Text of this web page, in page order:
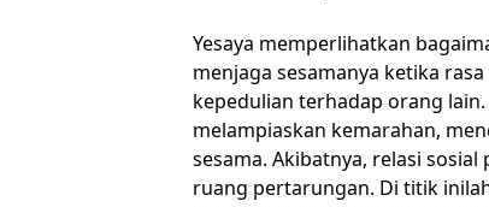
Yesaya memperlihatkan
menjaga sesamanya ketika
kepedulian terhadap orang
melampiaskan kemarahan,
sesama. Akibatnya, relasi
ruang pertarungan. Di titik